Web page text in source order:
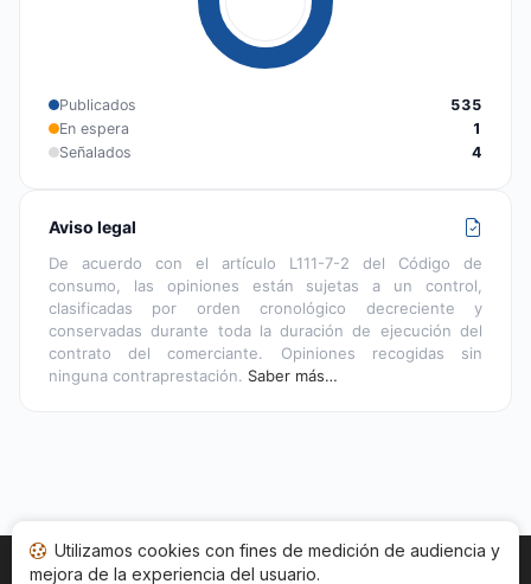
Publicados
535
En espera
1
Señalados
4
Aviso legal
De acuerdo con el artículo L111-7-2 del Código de
consumo, las opiniones están sujetas a un control,
clasificadas por orden cronológico decreciente y
conservadas durante toda la duración de ejecución del
contrato del comerciante. Opiniones recogidas sin
ninguna contraprestación. Saber más…
Utilizamos cookies con fines de medición de audiencia y
mejora de la experiencia del usuario.